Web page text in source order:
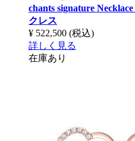
chants signature Necklace
クレス
¥ 522,500 (税込)
詳しく見る
在庫あり